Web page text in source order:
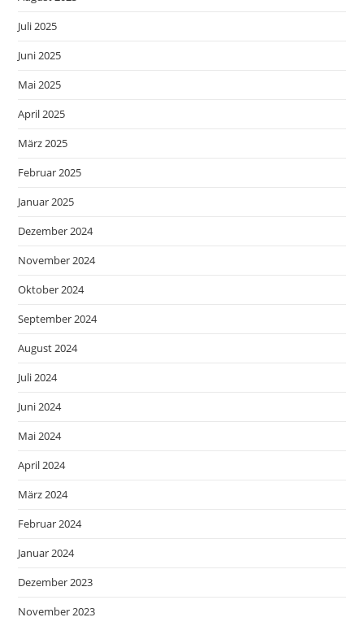
Juli 2025
Juni 2025
Mai 2025
April 2025
März 2025
Februar 2025
Januar 2025
Dezember 2024
November 2024
Oktober 2024
September 2024
August 2024
Juli 2024
Juni 2024
Mai 2024
April 2024
März 2024
Februar 2024
Januar 2024
Dezember 2023
November 2023